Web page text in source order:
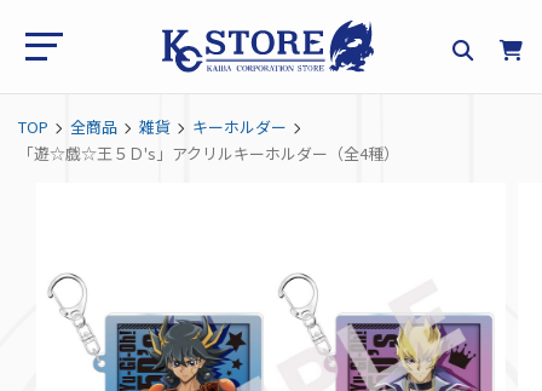
TOP 全商品 雑貨
キーホルダー
「遊☆戯☆王５Ｄ's」アクリルキーホルダー（全4種）